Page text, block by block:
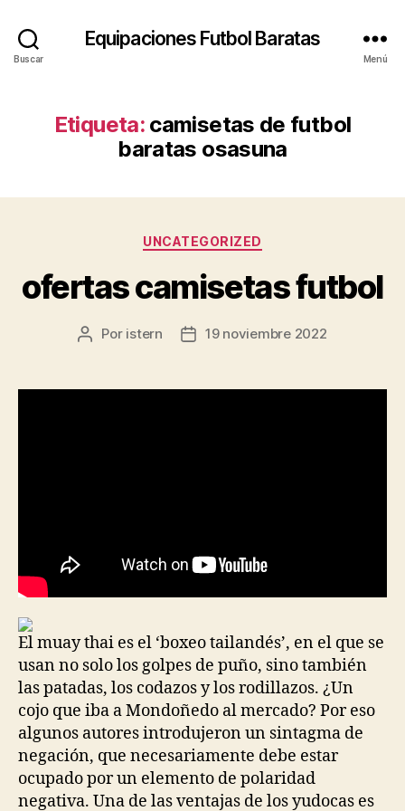
Buscar
Equipaciones Futbol Baratas
Menú
Etiqueta: camisetas de futbol
baratas osasuna
Categorías
UNCATEGORIZED
ofertas camisetas futbol
Autor
entrada
Por istern
Fecha
entrada
19 noviembre 2022
El muay thai es el ‘boxeo tailandés’, en el que se
usan no solo los golpes de puño, sino también
las patadas, los codazos y los rodillazos. ¿Un
cojo que iba a Mondoñedo al mercado? Por eso
algunos autores introdujeron un sintagma de
negación, que necesariamente debe estar
ocupado por un elemento de polaridad
negativa. Una de las ventajas de los yudocas es